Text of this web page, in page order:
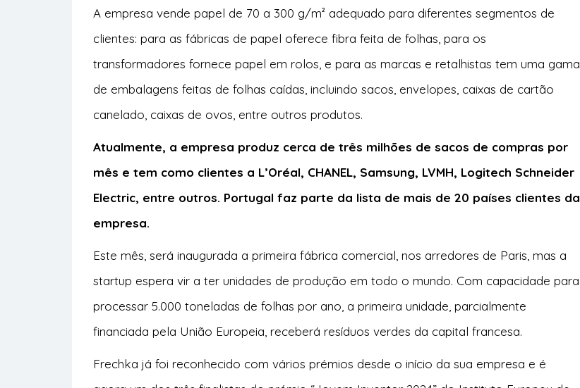
A empresa vende papel de 70 a 300 g/m² adequado para diferentes segmentos de
clientes: para as fábricas de papel oferece fibra feita de folhas, para os
transformadores fornece papel em rolos, e para as marcas e retalhistas tem uma gama
de embalagens feitas de folhas caídas, incluindo sacos, envelopes, caixas de cartão
canelado, caixas de ovos, entre outros produtos.
Atualmente, a empresa produz cerca de três milhões de sacos de compras por
mês e tem como clientes a L’Oréal, CHANEL, Samsung, LVMH, Logitech Schneider
Electric, entre outros. Portugal faz parte da lista de mais de 20 países clientes da
empresa.
Este mês, será inaugurada a primeira fábrica comercial, nos arredores de Paris, mas a
startup espera vir a ter unidades de produção em todo o mundo. Com capacidade para
processar 5.000 toneladas de folhas por ano, a primeira unidade, parcialmente
financiada pela União Europeia, receberá resíduos verdes da capital francesa.
Frechka já foi reconhecido com vários prémios desde o início da sua empresa e é